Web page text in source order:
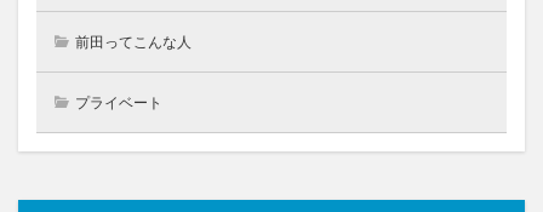
前田ってこんな人
プライベート